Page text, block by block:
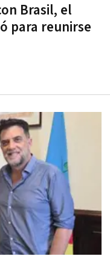
Brasil, el
para reunirse